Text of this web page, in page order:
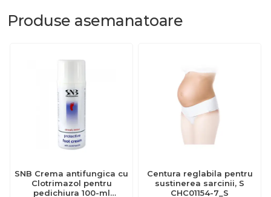
Produse asemanatoare
SNB Crema antifungica cu
Clotrimazol pentru
pedichiura 100-ml
Centura reglabila pentru
sustinerea sarcinii, S
CHC01154-7_S